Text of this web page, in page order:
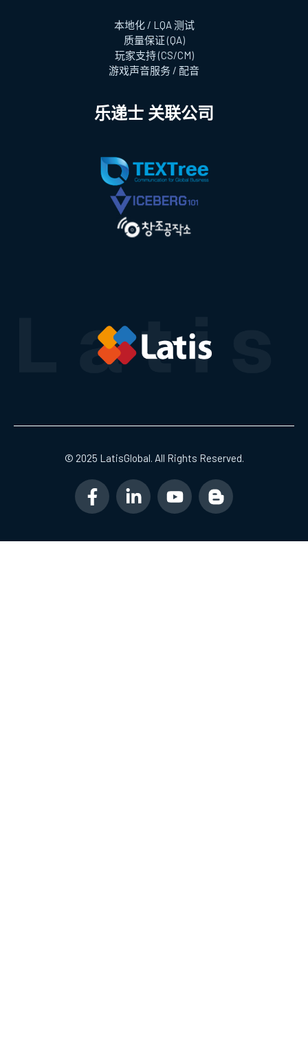
本地化 / LQA 测试
质量保证 (QA)
玩家支持 (CS/CM)
游戏声音服务 / 配音
乐递士 关联公司
© 2025 LatisGlobal. All Rights Reserved.